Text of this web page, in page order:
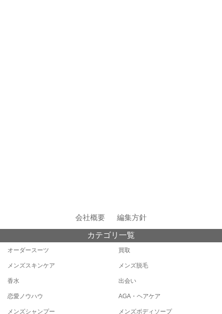
会社概要 編集方針
カテゴリ一覧
オーダースーツ 買取
メンズスキンケア メンズ脱毛
香水 出会い
恋愛ノウハウ AGA・ヘアケア
メンズシャンプー メンズボディソープ